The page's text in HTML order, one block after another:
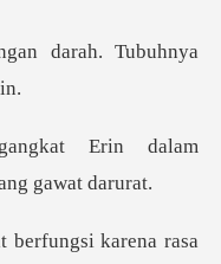
darah. Tubuhnya
t Erin dalam
rasa